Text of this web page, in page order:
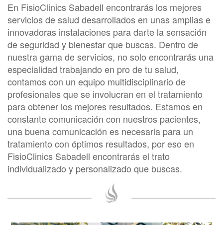
En FisioClinics Sabadell encontrarás los mejores
servicios de salud desarrollados en unas amplias e
innovadoras instalaciones para darte la sensación
de seguridad y bienestar que buscas. Dentro de
nuestra gama de servicios, no solo encontrarás una
especialidad trabajando en pro de tu salud,
contamos con un equipo multidisciplinario de
profesionales que se involucran en el tratamiento
para obtener los mejores resultados. Estamos en
constante comunicación con nuestros pacientes,
una buena comunicación es necesaria para un
tratamiento con óptimos resultados, por eso en
FisioClinics Sabadell encontrarás el trato
individualizado y personalizado que buscas.